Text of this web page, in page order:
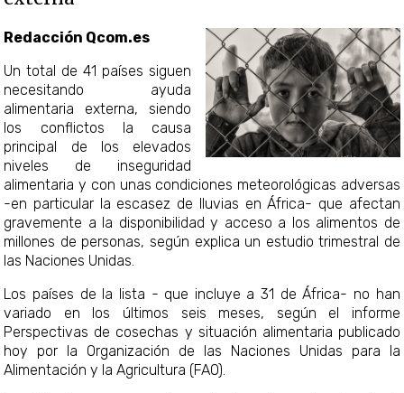
Redacción Qcom.es
Un total de 41 países siguen
necesitando ayuda
alimentaria externa, siendo
los conflictos la causa
principal de los elevados
niveles de inseguridad
alimentaria y con unas condiciones meteorológicas adversas
-en particular la escasez de lluvias en África- que afectan
gravemente a la disponibilidad y acceso a los alimentos de
millones de personas, según explica un estudio trimestral de
las Naciones Unidas.
Los países de la lista - que incluye a 31 de África- no han
variado en los últimos seis meses, según el informe
Perspectivas de cosechas y situación alimentaria publicado
hoy por la Organización de las Naciones Unidas para la
Alimentación y la Agricultura (FAO).